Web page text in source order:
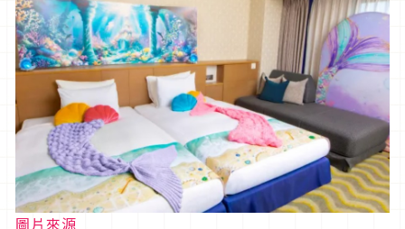
圖片來源